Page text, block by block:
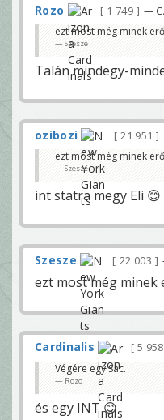
Rozo 1 749 —
ezt most még minek
Szesze
Talán mindegy-
ozibozi
21 951
ezt most még minek
Szesze
int statra megy Eli 😊
Szesze 22 003
ezt most még minek
Cardinalis
5 958
Végére egy Sac.
Rozo
és egy INT 😊